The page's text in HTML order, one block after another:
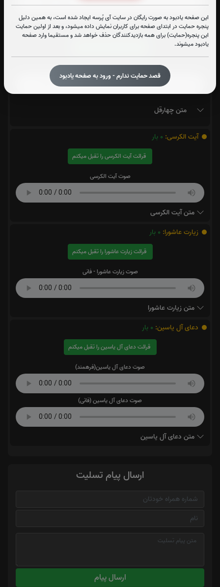
این صفحه یادبود به صورت رایگان در سایت آی پُرسه ایجاد شده است، به همین دلیل
پنجره حمایت در ابتدای صفحه برای کاربران نمایش داده میشود، و بعد از اولین حمایت
این پنجره(حمایت) برای همه بازدیدکنندگان حذف خواهد شد و مستقیما وارد صفحه
یادبود میشوند.
قصد حمایت ندارم - ورود به صفحه یادبود
چهارقل:0 بار
صوت چهارقل
متن چهارقل
آیت الکرسی: 0 بار
قرائت آیت الکرسی را تقبل میکنم
صوت آیت الکرسی
متن آیت الکرسی
زیارت عاشورا: 0 بار
قرائت زیارت عاشورا را تقبل میکنم
صوت زیارت عاشورا - فانی
متن زیارت عاشورا
دعای آل یاسین: 0 بار
قرائت دعای آل یاسین را تقبل میکنم
صوت دعای آل یاسین(فرهمند)
صوت دعای آل یاسین (فانی)
متن دعای آل یاسین
ارسال پیام تسلیت
ارسال پیام